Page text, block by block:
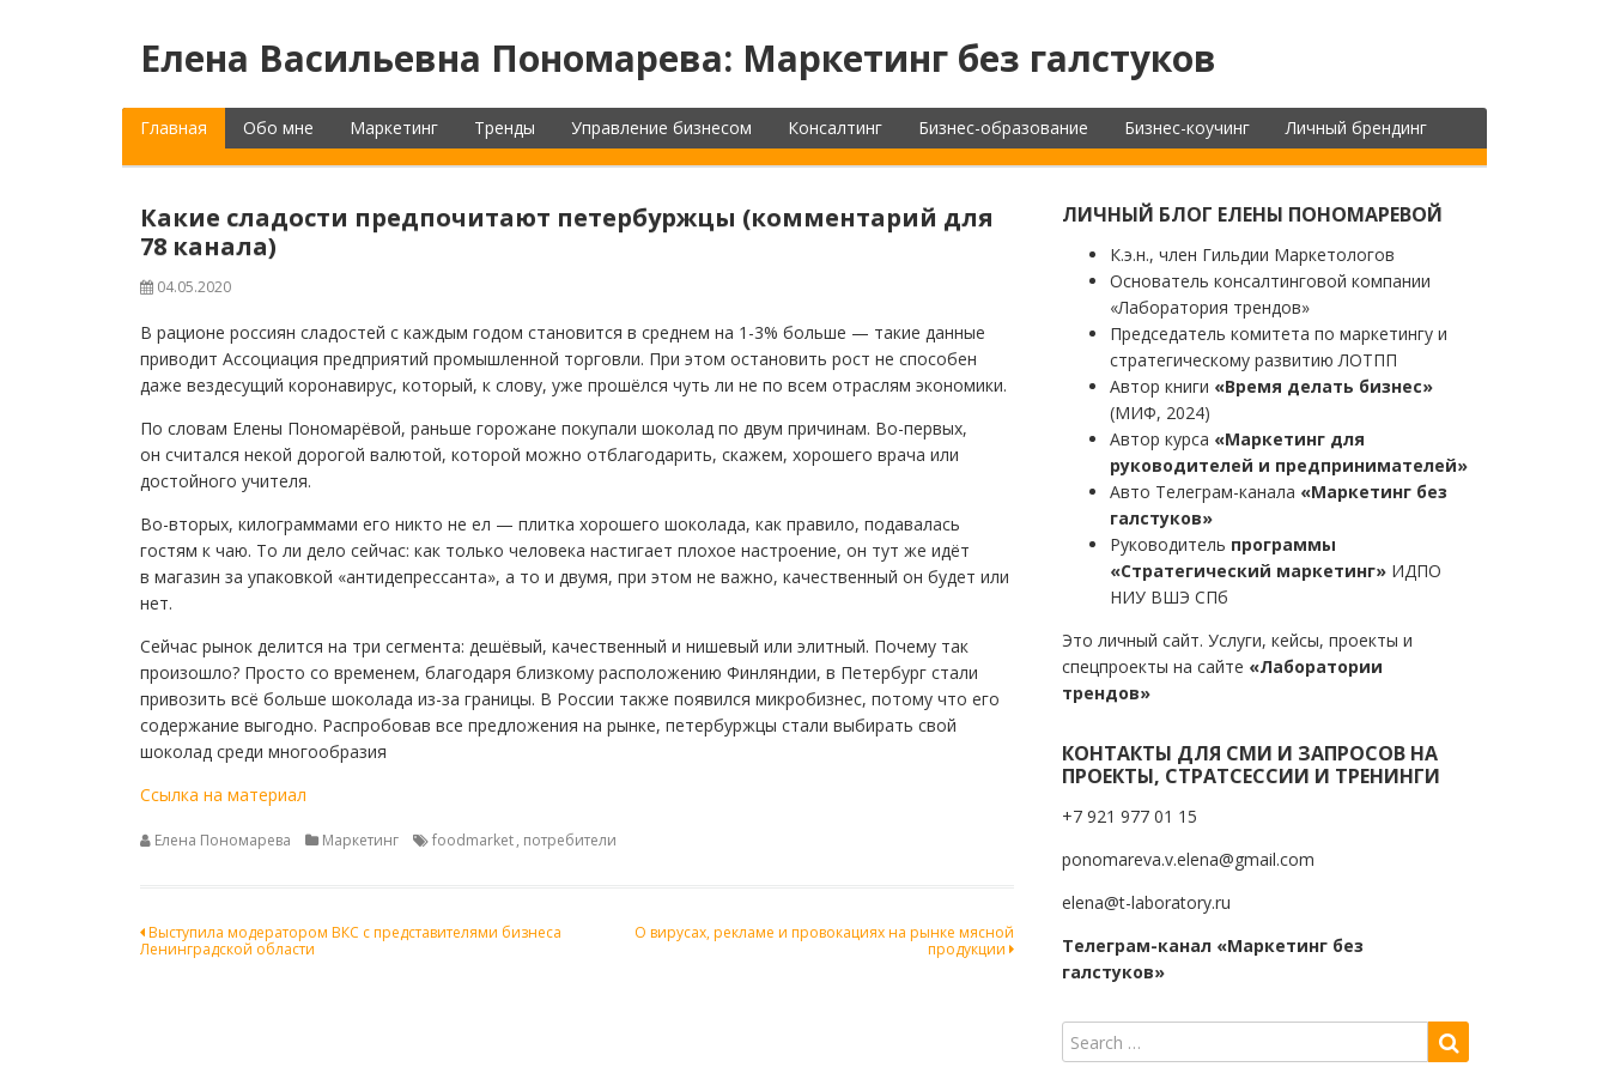
Елена Васильевна Пономарева: Маркетинг без галстуков
Главная Обо мне Маркетинг Тренды Управление бизнесом Консалтинг Бизнес-образование Бизнес-коучинг Личный брендинг
Какие сладости предпочитают петербуржцы (комментарий для
78 канала)
04.05.2020
В рационе россиян сладостей с каждым годом становится в среднем на 1-3% больше — такие данные
приводит Ассоциация предприятий промышленной торговли. При этом остановить рост не способен
даже вездесущий коронавирус, который, к слову, уже прошёлся чуть ли не по всем отраслям экономики.
По словам Елены Пономарёвой, раньше горожане покупали шоколад по двум причинам. Во-первых,
он считался некой дорогой валютой, которой можно отблагодарить, скажем, хорошего врача или
достойного учителя.
Во-вторых, килограммами его никто не ел — плитка хорошего шоколада, как правило, подавалась
гостям к чаю. То ли дело сейчас: как только человека настигает плохое настроение, он тут же идёт
в магазин за упаковкой «антидепрессанта», а то и двумя, при этом не важно, качественный он будет или
нет.
Сейчас рынок делится на три сегмента: дешёвый, качественный и нишевый или элитный. Почему так
произошло? Просто со временем, благодаря близкому расположению Финляндии, в Петербург стали
привозить всё больше шоколада из-за границы. В России также появился микробизнес, потому что его
содержание выгодно. Распробовав все предложения на рынке, петербуржцы стали выбирать свой
шоколад среди многообразия
Ссылка на материал
Елена Пономарева Маркетинг foodmarket, потребители
Навигация
Выступила модератором ВКС с представителями бизнеса
Ленинградской области
О вирусах, рекламе и провокациях на рынке мясной
продукции
ЛИЧНЫЙ БЛОГ ЕЛЕНЫ ПОНОМАРЕВОЙ
К.э.н., член Гильдии Маркетологов
Основатель консалтинговой компании
«Лаборатория трендов»
Председатель комитета по маркетингу и
стратегическому развитию ЛОТПП
Автор книги «Время делать бизнес»
(МИФ, 2024)
Автор курса «Маркетинг для
руководителей и предпринимателей»
Авто Телеграм-канала «Маркетинг без
галстуков»
Руководитель программы
«Стратегический маркетинг» ИДПО
НИУ ВШЭ СПб
Это личный сайт. Услуги, кейсы, проекты и
спецпроекты на сайте «Лаборатории
трендов»
КОНТАКТЫ ДЛЯ СМИ И ЗАПРОСОВ НА
ПРОЕКТЫ, СТРАТСЕССИИ И ТРЕНИНГИ
+7 921 977 01 15
ponomareva.v.elena@gmail.com
elena@t-laboratory.ru
Телеграм-канал «Маркетинг без
галстуков»